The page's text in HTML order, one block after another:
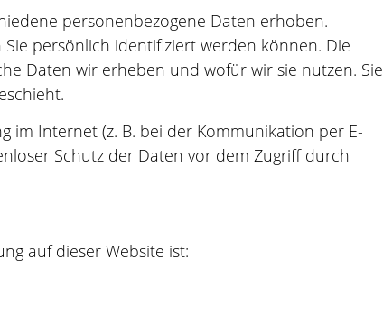
personenbezogene Daten erhoben.
persönlich identifiziert werden können. Die
Daten wir erheben und wofür wir sie nutzen. Sie
im Internet (z. B. bei der Kommunikation per E-
Schutz der Daten vor dem Zugriff durch
auf dieser Website ist: